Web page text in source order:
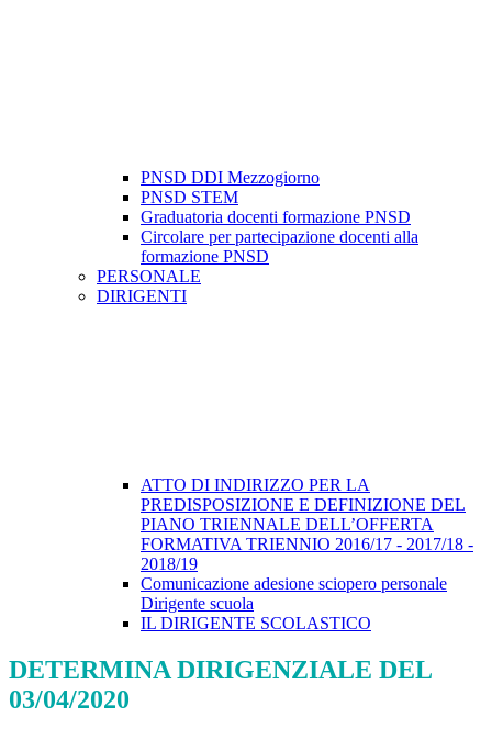
PNSD DDI Mezzogiorno
PNSD STEM
Graduatoria docenti formazione PNSD
Circolare per partecipazione docenti alla
formazione PNSD
PERSONALE
DIRIGENTI
ATTO DI INDIRIZZO PER LA
PREDISPOSIZIONE E DEFINIZIONE DEL
PIANO TRIENNALE DELL’OFFERTA
FORMATIVA TRIENNIO 2016/17 - 2017/18 -
2018/19
Comunicazione adesione sciopero personale
Dirigente scuola
IL DIRIGENTE SCOLASTICO
DETERMINA DIRIGENZIALE DEL
03/04/2020